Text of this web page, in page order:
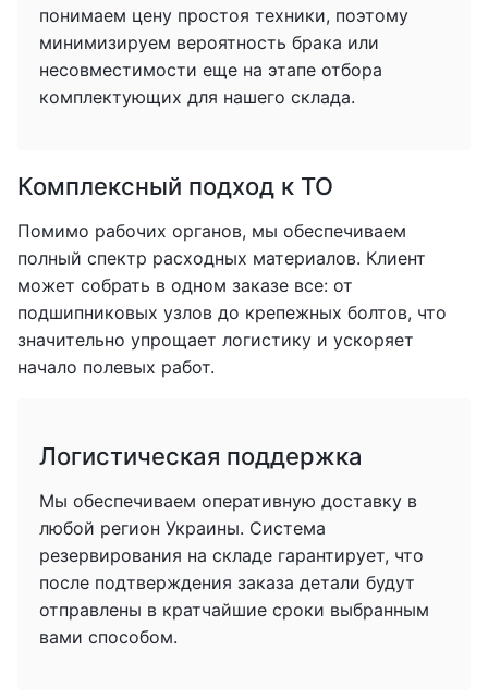
понимаем цену простоя техники, поэтому
минимизируем вероятность брака или
несовместимости еще на этапе отбора
комплектующих для нашего склада.
Комплексный подход к ТО
Помимо рабочих органов, мы обеспечиваем
полный спектр расходных материалов. Клиент
может собрать в одном заказе все: от
подшипниковых узлов до крепежных болтов, что
значительно упрощает логистику и ускоряет
начало полевых работ.
Логистическая поддержка
Мы обеспечиваем оперативную доставку в
любой регион Украины. Система
резервирования на складе гарантирует, что
после подтверждения заказа детали будут
отправлены в кратчайшие сроки выбранным
вами способом.